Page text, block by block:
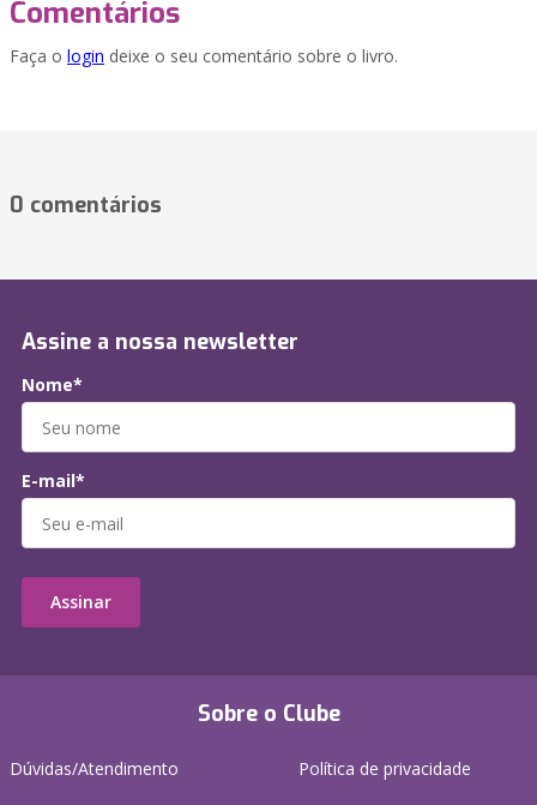
Comentários
Faça o login deixe o seu comentário sobre o livro.
0 comentários
Sobre o Clube
Dúvidas/Atendimento
Política de privacidade
Assine a nossa newsletter
Nome*
E-mail*
Assinar